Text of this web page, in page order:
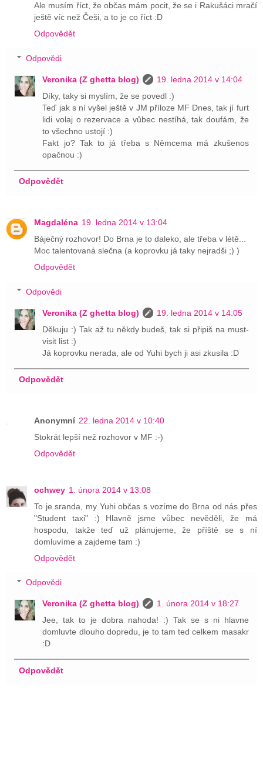
Ale musím říct, že občas mám pocit, že se i Rakušáci mračí
ještě víc než Češi, a to je co říct :D
Odpovědět
Odpovědi
Veronika (Z ghetta blog)
19. ledna 2014 v 14:04
Díky, taky si myslím, že se povedl :)
Teď jak s ní vyšel ještě v JM příloze MF Dnes, tak jí furt
lidi volaj o rezervace a vůbec nestíhá, tak doufám, že
to všechno ustojí :)
Fakt jo? Tak to já třeba s Němcema má zkušenos
opačnou :)
Odpovědět
Magdaléna 19. ledna 2014 v 13:04
Báječný rozhovor! Do Brna je to daleko, ale třeba v létě...
Moc talentovaná slečna (a koprovku já taky nejradši ;) )
Odpovědět
Odpovědi
Veronika (Z ghetta blog)
19. ledna 2014 v 14:05
Děkuju :) Tak až tu někdy budeš, tak si připiš na must-
visit list :)
Já koprovku nerada, ale od Yuhi bych ji asi zkusila :D
Odpovědět
Anonymní 22. ledna 2014 v 10:40
Stokrát lepší než rozhovor v MF :-)
Odpovědět
ochwey 1. února 2014 v 13:08
To je sranda, my Yuhi občas s vozíme do Brna od nás přes
"Student taxi" :) Hlavně jsme vůbec nevěděli, že má
hospodu, takže teď už plánujeme, že příště se s ní
domluvíme a zajdeme tam :)
Odpovědět
Odpovědi
Veronika (Z ghetta blog)
1. února 2014 v 18:27
Jee, tak to je dobra nahoda! :) Tak se s ni hlavne
domluvte dlouho dopredu, je to tam ted celkem masakr
:D
Odpovědět